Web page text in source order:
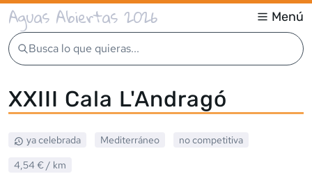
Aguas Abiertas 2026 Menú
Busca lo que quieras...
XXIII Cala L'Andragó
ya celebrada Mediterráneo
no competitiva
4,54 € / km